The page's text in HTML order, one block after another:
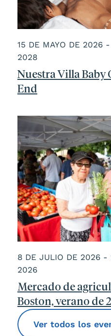
15 DE MAYO DE 2026
2028
Nuestra Villa Baby
End
8 DE JULIO DE 2026 -
2026
Mercado de
Boston, verano de
Ver todos los